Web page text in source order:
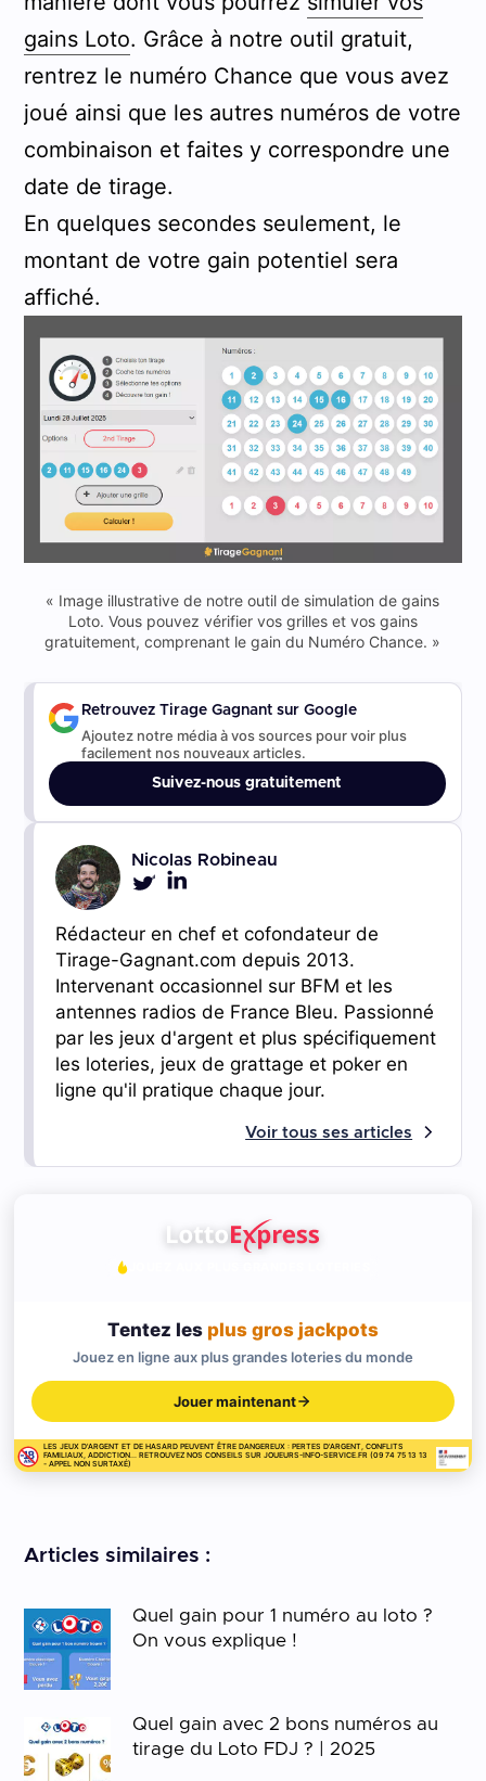
gains Loto. Grâce à notre outil gratuit,
rentrez le numéro Chance que vous avez
joué ainsi que les autres numéros de votre
combinaison et faites y correspondre une
date de tirage.
En quelques secondes seulement, le
montant de votre gain potentiel sera
affiché.
« Image illustrative de notre outil de simulation de gains
Loto. Vous pouvez vérifier vos grilles et vos gains
gratuitement, comprenant le gain du Numéro Chance. »
Retrouvez Tirage Gagnant sur Google
Ajoutez notre média à vos sources pour voir plus
facilement nos nouveaux articles.
Suivez-nous gratuitement
Nicolas Robineau
Rédacteur en chef et cofondateur de
Tirage-Gagnant.com depuis 2013.
Intervenant occasionnel sur BFM et les
antennes radios de France Bleu. Passionné
par les jeux d'argent et plus spécifiquement
les loteries, jeux de grattage et poker en
ligne qu'il pratique chaque jour.
Voir tous ses articles
Tentez les plus gros jackpots
Jouez en ligne aux plus grandes loteries du monde
Jouer maintenant
LES JEUX D'ARGENT ET DE HASARD PEUVENT ÊTRE DANGEREUX : PERTES D'ARGENT, CONFLITS
FAMILIAUX, ADDICTION... RETROUVEZ NOS CONSEILS SUR JOUEURS-INFO-SERVICE.FR (09 74 75 13 13
- APPEL NON SURTAXÉ)
Articles similaires :
Quel gain pour 1 numéro au loto ?
On vous explique !
Quel gain avec 2 bons numéros au
tirage du Loto FDJ ? | 2025